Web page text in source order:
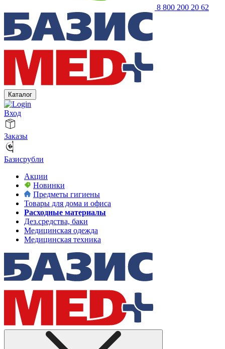
8 800 200 20 62
Каталог
Вход
Заказы
Базисрубли
Акции
Новинки
Предметы гигиены
Товары для дома и офиса
Расходные материалы
Дез.средства, баки
Медицинская одежда
Медицинская техника